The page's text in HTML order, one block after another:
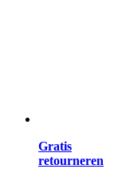
Gratis
retourneren